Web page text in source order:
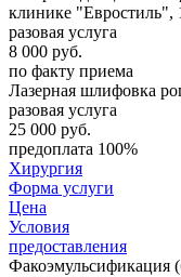
клинике "Евростиль",
разовая услуга
8 000 руб.
по факту приема
Лазерная шлифовка
разовая услуга
25 000 руб.
предоплата 100%
Хирургия
Форма услуги
Цена
Условия
предоставления
Факоэмульсификация